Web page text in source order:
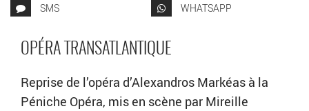
SMS
WHATSAPP
OPÉRA TRANSATLANTIQUE
Reprise de l’opéra d’Alexandros Markéas à la
Péniche Opéra, mis en scène par Mireille